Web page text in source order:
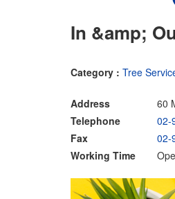
In &amp;
Category : Tree
Address
60
Telephone
02-
Fax
02-
Working Time